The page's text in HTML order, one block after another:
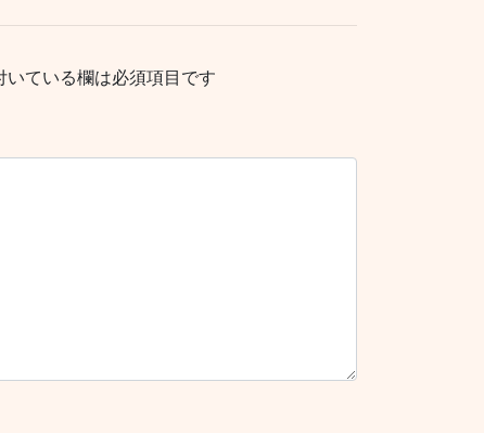
いている欄は必須項目です